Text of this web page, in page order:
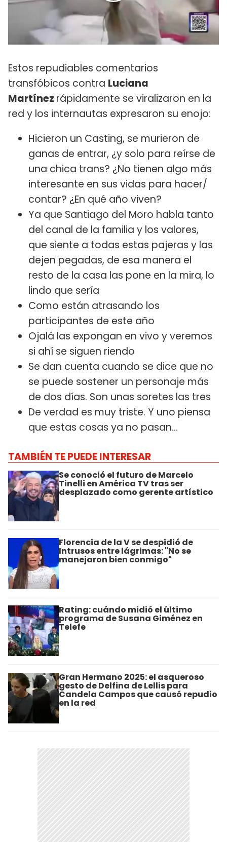
Estos repudiables comentarios
transfóbicos contra Luciana
Martínez rápidamente se viralizaron en la
red y los internautas expresaron su enojo:
Hicieron un Casting, se murieron de
ganas de entrar, ¿y solo para reírse de
una chica trans? ¿No tienen algo más
interesante en sus vidas para hacer/
contar? ¿En qué año viven?
Ya que Santiago del Moro habla tanto
del canal de la familia y los valores,
que siente a todas estas pajeras y las
dejen pegadas, de esa manera el
resto de la casa las pone en la mira, lo
lindo que sería
Como están atrasando los
participantes de este año
Ojalá las expongan en vivo y veremos
si ahí se siguen riendo
Se dan cuenta cuando se dice que no
se puede sostener un personaje más
de dos días. Son unas soretes las tres
De verdad es muy triste. Y uno piensa
que estas cosas ya no pasan...
TAMBIÉN TE PUEDE INTERESAR
Se conoció el futuro de Marcelo
Tinelli en América TV tras ser
desplazado como gerente artístico
Florencia de la V se despidió de
Intrusos entre lágrimas: "No se
manejaron bien conmigo"
Rating: cuándo midió el último
programa de Susana Giménez en
Telefe
Gran Hermano 2025: el asqueroso
gesto de Delfina de Lellis para
Candela Campos que causó repudio
en la red